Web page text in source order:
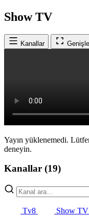
Show TV
Kanallar
Yayın yüklenemedi.
deneyin.
Kanallar (19)
Tv8 Show TV